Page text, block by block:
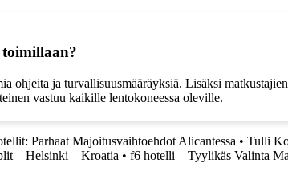
ohjeita ja turvallisuusmääräyksiä. Lisäksi
vastuu kaikille lentokoneessa oleville.
Parhaat Majoitusvaihtoehdot Alicantessa • Tulli
– Helsinki – Kroatia • f6 hotelli – Tyylikäs Valinta